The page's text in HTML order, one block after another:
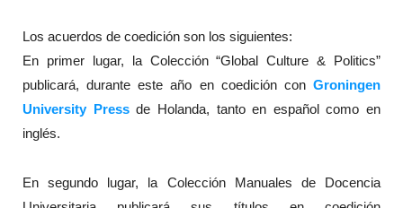
Los acuerdos de coedición son los siguientes:
En primer lugar, la Colección “Global Culture & Politics”
publicará, durante este año en coedición conGroningen
University Pressde Holanda, tanto en español como en
inglés.
En segundo lugar, la Colección Manuales de Docencia